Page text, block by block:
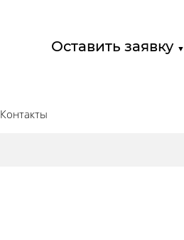
Оставить заявку ▼
Контакты